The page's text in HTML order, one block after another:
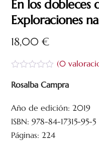
En los dobleces
Exploraciones
18,00€
a
r
d
o
c
(0
Rosalba Campra
Año de edición: 2019
ISBN: 978-84-17315-95-5
Páginas: 224